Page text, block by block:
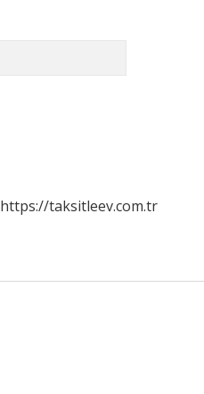
https://taksitleev.com.tr